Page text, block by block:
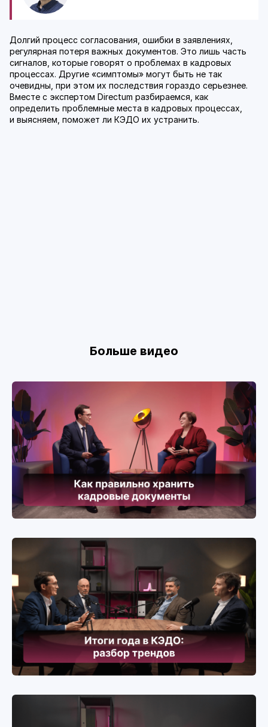
Долгий процесс согласования, ошибки в заявлениях,
регулярная потеря важных документов. Это лишь часть
сигналов, которые говорят о проблемах в кадровых
процессах. Другие «симптомы» могут быть не так
очевидны, при этом их последствия гораздо серьезнее.
Вместе с экспертом Directum разбираемся, как
определить проблемные места в кадровых процессах,
и выясняем, поможет ли КЭДО их устранить.
Больше видео